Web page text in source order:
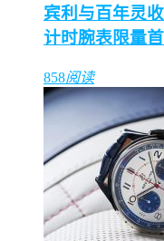
宾利与百年灵
计时腕表限量首
858阅读